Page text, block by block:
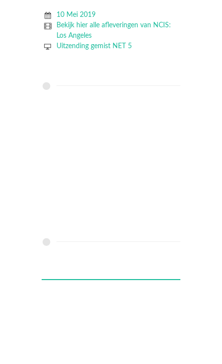
10 Mei 2019
Bekijk hier alle afleveringen van NCIS:
Los Angeles
Uitzending gemist NET 5